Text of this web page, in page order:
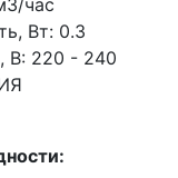
час
Вт: 0.3
В: 220 - 240